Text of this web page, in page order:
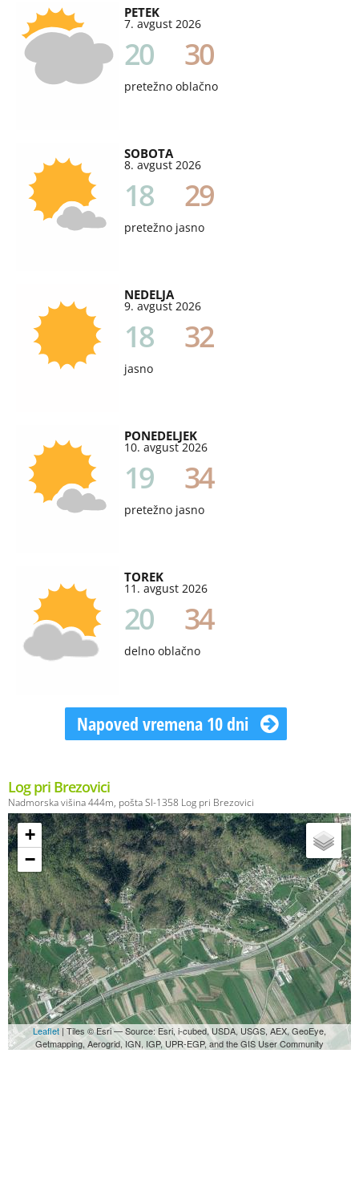
PETEK
7. avgust 2026
20 30
pretežno oblačno
SOBOTA
8. avgust 2026
18 29
pretežno jasno
NEDELJA
9. avgust 2026
18 32
jasno
PONEDELJEK
10. avgust 2026
19 34
pretežno jasno
TOREK
11. avgust 2026
20 34
delno oblačno
Napoved vremena 10 dni
Log pri Brezovici
Nadmorska višina 444m, pošta SI-1358 Log pri Brezovici
+
−
Leaflet | Tiles © Esri — Source: Esri, i-cubed, USDA, USGS, AEX, GeoEye,
Getmapping, Aerogrid, IGN, IGP, UPR-EGP, and the GIS User Community